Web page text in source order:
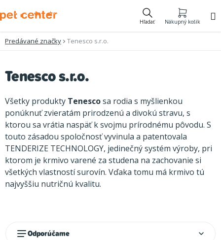
na
Hľadať Nákupný košík
Predávané značky Tenesco s.r.o.
Tenesco s.r.o.
Všetky produkty Tenescosa rodia s myšlienkou
ponúknuť zvieratám prirodzenú a divokú stravu, s
ktorou sa vrátia naspäť k svojmu prírodnému pôvodu. S
touto zásadou spoločnosť vyvinula a patentovala
TENDERIZE TECHNOLOGY, jedinečný systém výroby, pri
ktorom je krmivo varené za studena na zachovanie si
všetkých vlastností surovín. Vďaka tomu má krmivo tú
najvyššiu nutričnú kvalitu.
Odporúčame
V
ý
p
i
s
p
r
o
d